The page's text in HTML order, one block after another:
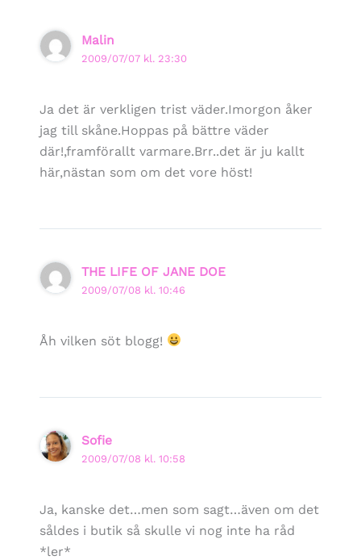
Malin
2009/07/07 kl. 23:30
Ja det är verkligen trist väder.Imorgon åker
jag till skåne.Hoppas på bättre väder
där!,framförallt varmare.Brr..det är ju kallt
här,nästan som om det vore höst!
THE LIFE OF JANE DOE
2009/07/08 kl. 10:46
Åh vilken söt blogg!
Sofie
2009/07/08 kl. 10:58
Ja, kanske det…men som sagt…även om det
såldes i butik så skulle vi nog inte ha råd
*ler*